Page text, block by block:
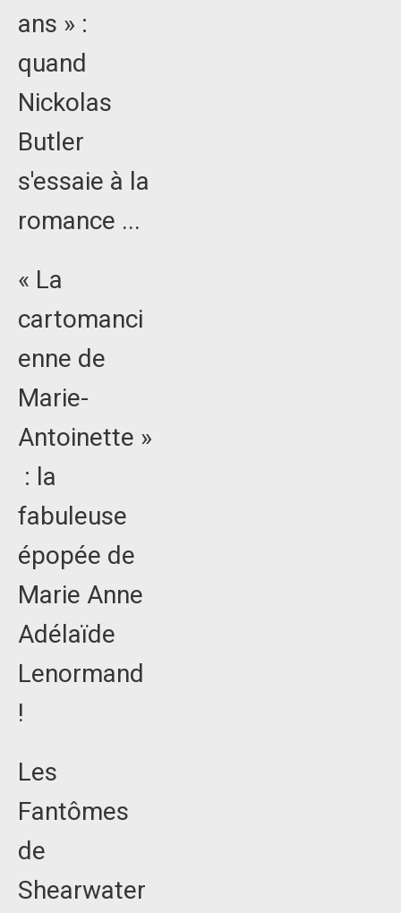
ans » :
quand
Nickolas
Butler
s'essaie à la
romance ...
« La
cartomanci
enne de
Marie-
Antoinette »
: la
fabuleuse
épopée de
Marie Anne
Adélaïde
Lenormand
!
Les
Fantômes
de
Shearwater